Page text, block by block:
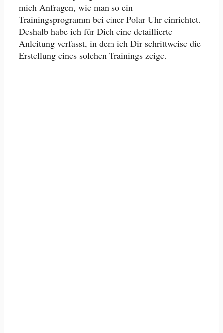
mich Anfragen, wie man so ein
Trainingsprogramm bei einer Polar Uhr einrichtet.
Deshalb habe ich für Dich eine detaillierte
Anleitung verfasst, in dem ich Dir schrittweise die
Erstellung eines solchen Trainings zeige.